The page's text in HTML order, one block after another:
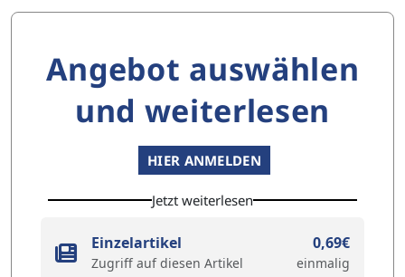
Angebot auswählen
und weiterlesen
HIER ANMELDEN
Jetzt weiterlesen
Einzelartikel
Zugriff auf diesen Artikel
0,69€
einmalig